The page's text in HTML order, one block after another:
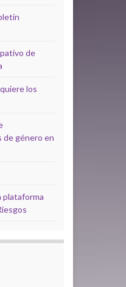
de
los
de género en
plataforma